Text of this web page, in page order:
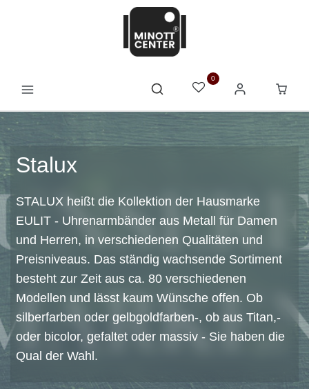
0
Stalux
STALUX heißt die Kollektion der Hausmarke
EULIT - Uhrenarmbänder aus Metall für Damen
und Herren, in verschiedenen Qualitäten und
Preisniveaus. Das ständig wachsende Sortiment
besteht zur Zeit aus ca. 80 verschiedenen
Modellen und lässt kaum Wünsche offen. Ob
silberfarben oder gelbgoldfarben-, ob aus Titan,-
oder bicolor, gefaltet oder massiv - Sie haben die
Qual der Wahl.